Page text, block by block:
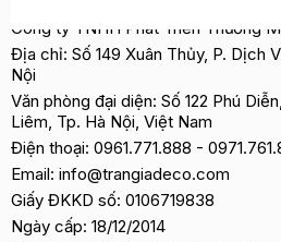
Công ty TNHH Phát Triển Thương
Địa chỉ: Số 149 Xuân Thủy, P. Dịch
Nội
Văn phòng đại diện: Số 122 Phú
Liêm, Tp. Hà Nội, Việt Nam
Điện thoại: 0961.771.888 -
Email: info@trangiadeco.com
Giấy ĐKKD số: 0106719838
Ngày cấp: 18/12/2014